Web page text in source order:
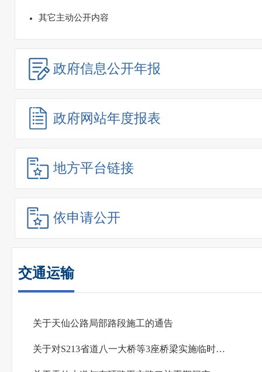
其它主动公开内容
政府信息公开年报
政府网站年度报表
地方平台链接
依申请公开
交通运输
关于天仙公路局部路段施工的通告
关于对S213省道八一大桥等3座桥梁实施临时交通管制的通告